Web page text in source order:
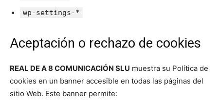
wp-settings-*
Aceptación o rechazo de cookies
REAL DE A 8 COMUNICACIÓN SLU muestra su Política de
cookies en un banner accesible en todas las páginas del
sitio Web. Este banner permite: